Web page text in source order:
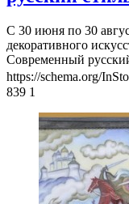
С 30 июня по 30
декоративного
Современный
https://schema.org/
839 1